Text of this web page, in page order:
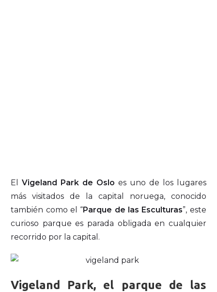
ElVigeland Park de Oslo es uno de los lugares
más visitados de la capital noruega, conocido
también como el “Parque de las Esculturas”, este
curioso parque es parada obligada en cualquier
recorrido por la capital.
Vigeland Park, el parque de las